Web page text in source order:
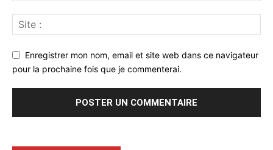
Enregistrer mon nom, email et site web dans ce navigateur
pour la prochaine fois que je commenterai.